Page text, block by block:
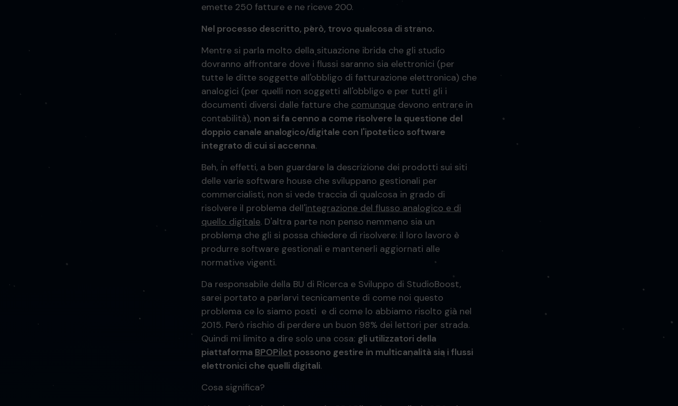
emette 250 fatture e ne riceve 200.
Nel processo descritto, però, trovo qualcosa di strano.
Mentre si parla molto della situazione ibrida che gli studio
dovranno affrontare dove i flussi saranno sia elettronici (per
tutte le ditte soggette all'obbligo di fatturazione elettronica) che
analogici (per quelli non soggetti all'obbligo e per tutti gli i
documenti diversi dalle fatture che comunque devono entrare in
contabilità), non si fa cenno a come risolvere la questione del
doppio canale analogico/digitale con l'ipotetico software
integrato di cui si accenna.
Beh, in effetti, a ben guardare la descrizione dei prodotti sui siti
delle varie software house che sviluppano gestionali per
commercialisti, non si vede traccia di qualcosa in grado di
risolvere il problema dell'integrazione del flusso analogico e di
quello digitale. D'altra parte non penso nemmeno sia un
problema che gli si possa chiedere di risolvere: il loro lavoro è
produrre software gestionali e mantenerli aggiornati alle
normative vigenti.
Da responsabile della BU di Ricerca e Sviluppo di StudioBoost,
sarei portato a parlarvi tecnicamente di come noi questo
problema ce lo siamo posti e di come lo abbiamo risolto già nel
2015. Però rischio di perdere un buon 98% dei lettori per strada.
Quindi mi limito a dire solo una cosa: gli utilizzatori della
piattaforma BPOPilot possono gestire in multicanalità sia i flussi
elettronici che quelli digitali.
Cosa significa?